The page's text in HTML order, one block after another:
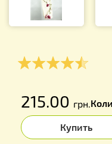
215.00 грн.
Купить